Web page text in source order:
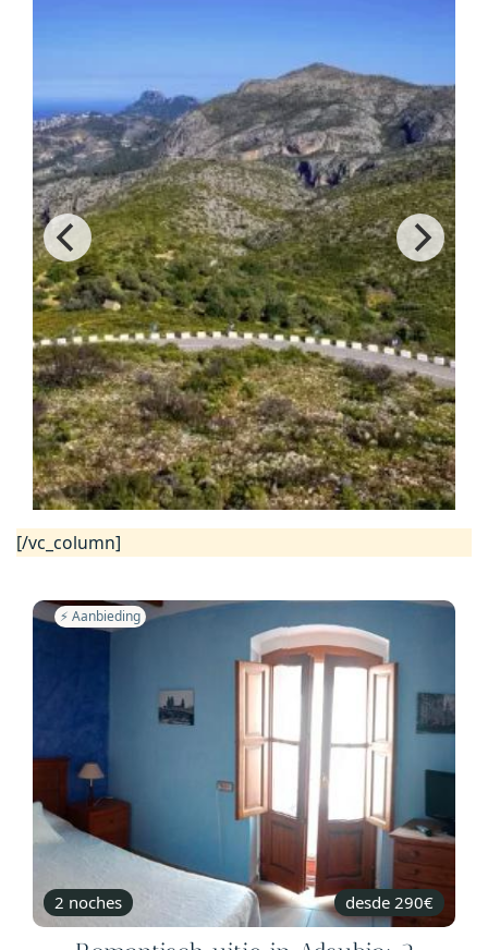
[/vc_column]
2 noches desde 290€
⚡️ Aanbieding